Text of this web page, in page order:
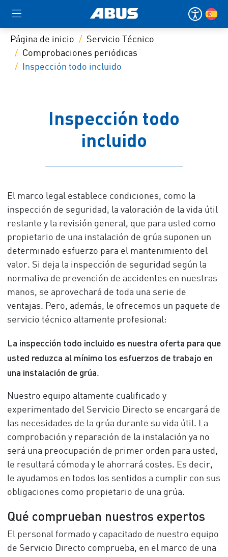
Página de inicio
Servicio Técnico
Comprobaciones periódicas
Inspección todo incluido
Inspección todo
incluido
El marco legal establece condiciones, como la
inspección de seguridad, la valoración de la vida útil
restante y la revisión general, que para usted como
propietario de una instalación de grúa suponen un
determinado esfuerzo para el mantenimiento del
valor. Si deja la inspección de seguridad según la
normativa de prevención de accidentes en nuestras
manos, se aprovechará de toda una serie de
ventajas. Pero, además, le ofrecemos un paquete de
servicio técnico altamente profesional:
La inspección todo incluido es nuestra oferta para que
usted reduzca al mínimo los esfuerzos de trabajo en
una instalación de grúa.
Nuestro equipo altamente cualificado y
experimentado del Servicio Directo se encargará de
las necesidades de la grúa durante su vida útil. La
comprobación y reparación de la instalación ya no
será una preocupación de primer orden para usted,
le resultará cómoda y le ahorrará costes. Es decir,
le ayudamos en todos los sentidos a cumplir con sus
obligaciones como propietario de una grúa.
Qué comprueban nuestros expertos
El personal formado y capacitado de nuestro equipo
de Servicio Directo comprueba, en el marco de una